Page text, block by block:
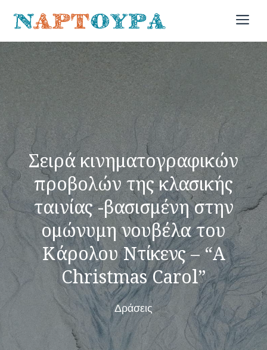
περιεχόμενο
Σειρά κινηματογραφικών
προβολών της κλασικής
ταινίας -βασισμένη στην
ομώνυμη νουβέλα του
Κάρολου Ντίκενς – “A
Christmas Carol”
Δράσεις